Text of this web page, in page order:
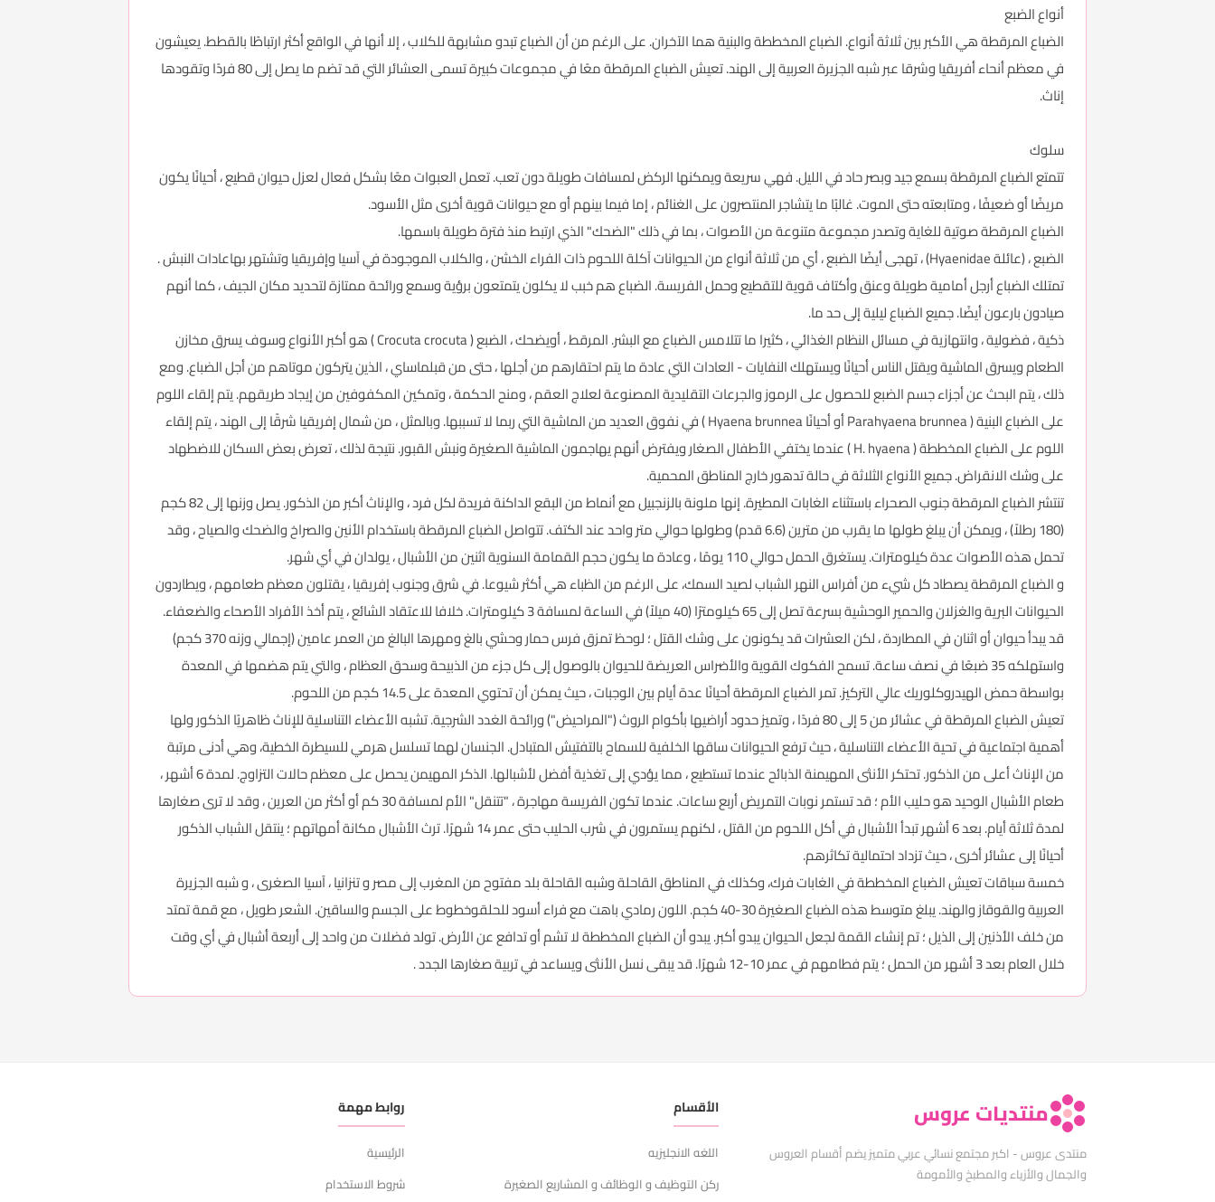
أنواع الضبع
الضباع المرقطة هي الأكبر بين ثلاثة أنواع. الضباع المخططة والبنية هما الآخران. على الرغم من أن الضباع تبدو مشابهة للكلاب ، إلا أنها في الواقع أكثر ارتباطًا بالقطط. يعيشون
في معظم أنحاء أفريقيا وشرقا عبر شبه الجزيرة العربية إلى الهند. تعيش الضباع المرقطة معًا في مجموعات كبيرة تسمى العشائر التي قد تضم ما يصل إلى 80 فردًا وتقودها
إناث.
سلوك
تتمتع الضباع المرقطة بسمع جيد وبصر حاد في الليل. فهي سريعة ويمكنها الركض لمسافات طويلة دون تعب. تعمل العبوات معًا بشكل فعال لعزل حيوان قطيع ، أحيانًا يكون
مريضًا أو ضعيفًا ، ومتابعته حتى الموت. غالبًا ما يتشاجر المنتصرون على الغنائم ، إما فيما بينهم أو مع حيوانات قوية أخرى مثل الأسود.
الضباع المرقطة صوتية للغاية وتصدر مجموعة متنوعة من الأصوات ، بما في ذلك "الضحك" الذي ارتبط منذ فترة طويلة باسمها.
الضبع ، (عائلة Hyaenidae) ، تهجى أيضًا الضبع ، أي من ثلاثة أنواع من الحيوانات آكلة اللحوم ذات الفراء الخشن ، والكلاب الموجودة في آسيا وإفريقيا وتشتهر بهاعادات النبش .
تمتلك الضباع أرجل أمامية طويلة وعنق وأكتاف قوية للتقطيع وحمل الفريسة. الضباع هم خبب لا يكلون يتمتعون برؤية وسمع ورائحة ممتازة لتحديد مكان الجيف ، كما أنهم
صيادون بارعون أيضًا. جميع الضباع ليلية إلى حد ما.
ذكية ، فضولية ، وانتهازية في مسائل النظام الغذائي ، كثيرا ما تتلامس الضباع مع البشر. المرقط ، أويضحك ، الضبع ( Crocuta crocuta ) هو أكبر الأنواع وسوف يسرق مخازن
الطعام ويسرق الماشية ويقتل الناس أحيانًا ويستهلك النفايات - العادات التي عادة ما يتم احتقارهم من أجلها ، حتى من قبلماساي ، الذين يتركون موتاهم من أجل الضباع. ومع
ذلك ، يتم البحث عن أجزاء جسم الضبع للحصول على الرموز والجرعات التقليدية المصنوعة لعلاج العقم ، ومنح الحكمة ، وتمكين المكفوفين من إيجاد طريقهم. يتم إلقاء اللوم
على الضباع البنية ( Parahyaena brunnea أو أحيانًا Hyaena brunnea ) في نفوق العديد من الماشية التي ربما لا تسببها. وبالمثل ، من شمال إفريقيا شرقًا إلى الهند ، يتم إلقاء
اللوم على الضباع المخططة ( H. hyaena ) عندما يختفي الأطفال الصغار ويفترض أنهم يهاجمون الماشية الصغيرة ونبش القبور. نتيجة لذلك ، تعرض بعض السكان للاضطهاد
على وشك الانقراض. جميع الأنواع الثلاثة في حالة تدهور خارج المناطق المحمية.
تنتشر الضباع المرقطة جنوب الصحراء باستثناء الغابات المطيرة. إنها ملونة بالزنجبيل مع أنماط من البقع الداكنة فريدة لكل فرد ، والإناث أكبر من الذكور. يصل وزنها إلى 82 كجم
(180 رطلاً) ، ويمكن أن يبلغ طولها ما يقرب من مترين (6.6 قدم) وطولها حوالي متر واحد عند الكتف. تتواصل الضباع المرقطة باستخدام الأنين والصراخ والضحك والصياح ، وقد
تحمل هذه الأصوات عدة كيلومترات. يستغرق الحمل حوالي 110 يومًا ، وعادة ما يكون حجم القمامة السنوية اثنين من الأشبال ، يولدان في أي شهر.
و الضباع المرقطة يصطاد كل شيء من أفراس النهر الشباب لصيد السمك، على الرغم من الظباء هي أكثر شيوعا. في شرق وجنوب إفريقيا ، يقتلون معظم طعامهم ، ويطاردون
الحيوانات البرية والغزلان والحمير الوحشية بسرعة تصل إلى 65 كيلومترًا (40 ميلاً) في الساعة لمسافة 3 كيلومترات. خلافا للاعتقاد الشائع ، يتم أخذ الأفراد الأصحاء والضعفاء.
قد يبدأ حيوان أو اثنان في المطاردة ، لكن العشرات قد يكونون على وشك القتل ؛ لوحظ تمزق فرس حمار وحشي بالغ ومهرها البالغ من العمر عامين (إجمالي وزنه 370 كجم)
واستهلكه 35 ضبعًا في نصف ساعة. تسمح الفكوك القوية والأضراس العريضة للحيوان بالوصول إلى كل جزء من الذبيحة وسحق العظام ، والتي يتم هضمها في المعدة
بواسطة حمض الهيدروكلوريك عالي التركيز. تمر الضباع المرقطة أحيانًا عدة أيام بين الوجبات ، حيث يمكن أن تحتوي المعدة على 14.5 كجم من اللحوم.
تعيش الضباع المرقطة في عشائر من 5 إلى 80 فردًا ، وتميز حدود أراضيها بأكوام الروث ("المراحيض") ورائحة الغدد الشرجية. تشبه الأعضاء التناسلية للإناث ظاهريًا الذكور ولها
أهمية اجتماعية في تحية الأعضاء التناسلية ، حيث ترفع الحيوانات ساقها الخلفية للسماح بالتفتيش المتبادل. الجنسان لهما تسلسل هرمي للسيطرة الخطية، وهي أدنى مرتبة
من الإناث أعلى من الذكور. تحتكر الأنثى المهيمنة الذبائح عندما تستطيع ، مما يؤدي إلى تغذية أفضل لأشبالها. الذكر المهيمن يحصل على معظم حالات التزاوج. لمدة 6 أشهر ،
طعام الأشبال الوحيد هو حليب الأم ؛ قد تستمر نوبات التمريض أربع ساعات. عندما تكون الفريسة مهاجرة ، "تتنقل" الأم لمسافة 30 كم أو أكثر من العرين ، وقد لا ترى صغارها
لمدة ثلاثة أيام. بعد 6 أشهر تبدأ الأشبال في أكل اللحوم من القتل ، لكنهم يستمرون في شرب الحليب حتى عمر 14 شهرًا. ترث الأشبال مكانة أمهاتهم ؛ ينتقل الشباب الذكور
أحيانًا إلى عشائر أخرى ، حيث تزداد احتمالية تكاثرهم.
خمسة سباقات تعيش الضباع المخططة في الغابات فرك، وكذلك في المناطق القاحلة وشبه القاحلة بلد مفتوح من المغرب إلى مصر و تنزانيا ، آسيا الصغرى ، و شبه الجزيرة
العربية والقوقاز والهند. يبلغ متوسط ​​هذه الضباع الصغيرة 30-40 كجم. اللون رمادي باهت مع فراء أسود للحلقوخطوط على الجسم والساقين. الشعر طويل ، مع قمة تمتد
من خلف الأذنين إلى الذيل ؛ تم إنشاء القمة لجعل الحيوان يبدو أكبر. يبدو أن الضباع المخططة لا تشم أو تدافع عن الأرض. تولد فضلات من واحد إلى أربعة أشبال في أي وقت
خلال العام بعد 3 أشهر من الحمل ؛ يتم فطامهم في عمر 10-12 شهرًا. قد يبقى نسل الأنثى ويساعد في تربية صغارها الجدد .
منتديات عروس
منتدى عروس - اكبر مجتمع نسائي عربي متميز يضم أقسام العروس
والجمال والأزياء والمطبخ والأمومة
الأقسام
اللغه الانجليزيه
ركن التوظيف و الوظائف و المشاريع الصغيرة
روابط مهمة
الرئيسية
شروط الاستخدام